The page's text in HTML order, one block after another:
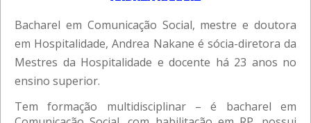
Bacharel em Comunicação Social, mestre e doutora
em Hospitalidade, Andrea Nakane é sócia-diretora da
Mestres da Hospitalidade e docente há 23 anos no
ensino superior.
Tem formação multidisciplinar – é bacharel em